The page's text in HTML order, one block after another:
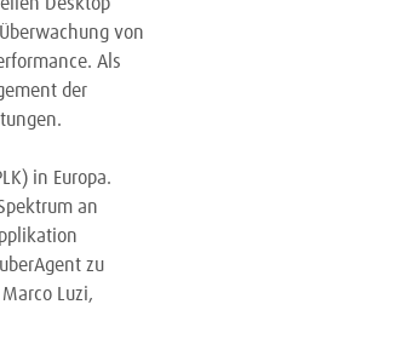
Desktop
von
Als
der
in Europa.
an
zu
Luzi,